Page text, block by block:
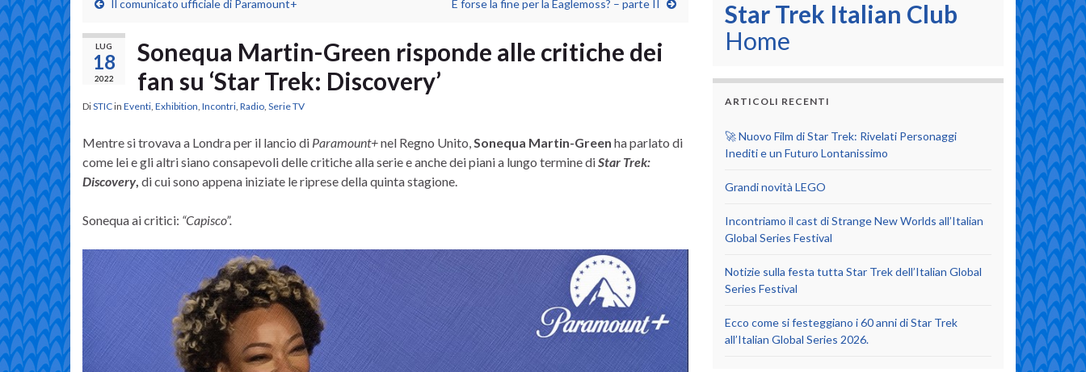
Il comunicato ufficiale di Paramount+ È forse la fine per la Eaglemoss? – parte II
LUG
18
2022
Sonequa Martin-Green risponde alle critiche dei
fan su ‘Star Trek: Discovery’
DiSTICin Eventi, Exhibition, Incontri, Radio, Serie TV
Mentre si trovava a Londra per il lancio di Paramount+nel Regno Unito,Sonequa Martin-Green ha parlato di
come lei e gli altri siano consapevoli delle critiche alla serie e anche dei piani a lungo termine diStar Trek:
Discovery, di cui sono appena iniziate le riprese della quinta stagione.
Sonequa ai critici: “Capisco”.
Star Trek Italian Club
Home
ARTICOLI RECENTI
🚀 Nuovo Film di Star Trek: Rivelati Personaggi
Inediti e un Futuro Lontanissimo
Grandi novità LEGO
Incontriamo il cast di Strange New Worlds all’Italian
Global Series Festival
Notizie sulla festa tutta Star Trek dell’Italian Global
Series Festival
Ecco come si festeggiano i 60 anni di Star Trek
all’Italian Global Series 2026.